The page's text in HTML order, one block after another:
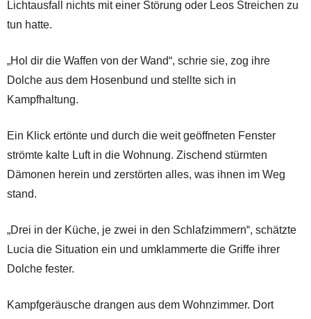
Lichtausfall nichts mit einer Störung oder Leos Streichen zu
tun hatte.
„Hol dir die Waffen von der Wand“, schrie sie, zog ihre
Dolche aus dem Hosenbund und stellte sich in
Kampfhaltung.
Ein Klick ertönte und durch die weit geöffneten Fenster
strömte kalte Luft in die Wohnung. Zischend stürmten
Dämonen herein und zerstörten alles, was ihnen im Weg
stand.
„Drei in der Küche, je zwei in den Schlafzimmern“, schätzte
Lucia die Situation ein und umklammerte die Griffe ihrer
Dolche fester.
Kampfgeräusche drangen aus dem Wohnzimmer. Dort